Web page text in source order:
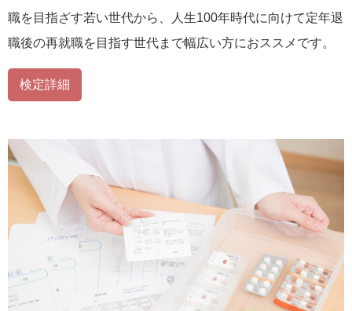
職を目指ざす若い世代から、人生100年時代に向けて定年退
職後の再就職を目指す世代まで幅広い方におススメです。
検定詳細